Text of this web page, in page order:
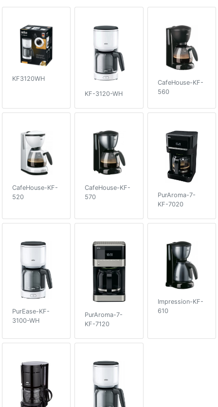
KF3120WH
KF-3120-WH
CafeHouse-KF-
560
CafeHouse-KF-
520
CafeHouse-KF-
570
PurAroma-7-
KF-7020
PurEase-KF-
3100-WH
PurAroma-7-
KF-7120
Impression-KF-
610